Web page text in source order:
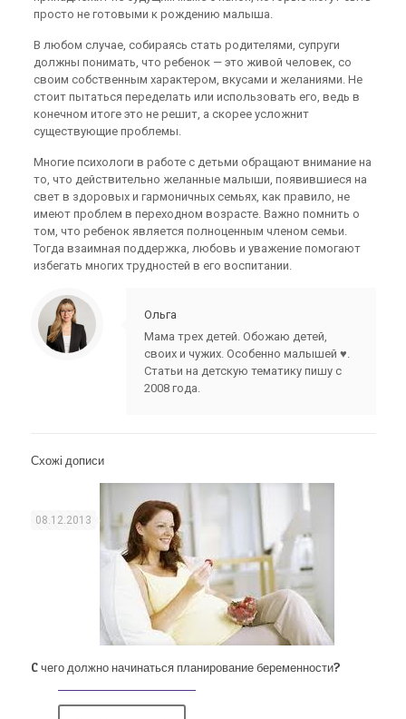
просто не готовыми к рождению малыша.
В любом случае, собираясь стать родителями, супруги
должны понимать, что ребенок — это живой человек, со
своим собственным характером, вкусами и желаниями. Не
стоит пытаться переделать или использовать его, ведь в
конечном итоге это не решит, а скорее усложнит
существующие проблемы.
Многие психологи в работе с детьми обращают внимание на
то, что действительно желанные малыши, появившиеся на
свет в здоровых и гармоничных семьях, как правило, не
имеют проблем в переходном возрасте. Важно помнить о
том, что ребенок является полноценным членом семьи.
Тогда взаимная поддержка, любовь и уважение помогают
избегать многих трудностей в его воспитании.
Ольга
Мама трех детей. Обожаю детей,
своих и чужих. Особенно малышей ♥.
Статьи на детскую тематику пишу с
2008 года.
Схожі дописи
08.12.2013
C чего должно начинаться планирование беременности?